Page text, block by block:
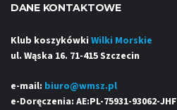
DANE KONTAKTOWE
Klub koszykówki Wilki Morskie
ul. Wąska 16. 71-415 Szczecin
e-mail: biuro@wmsz.pl
e-Doręczenia: AE:PL-75931-93062-